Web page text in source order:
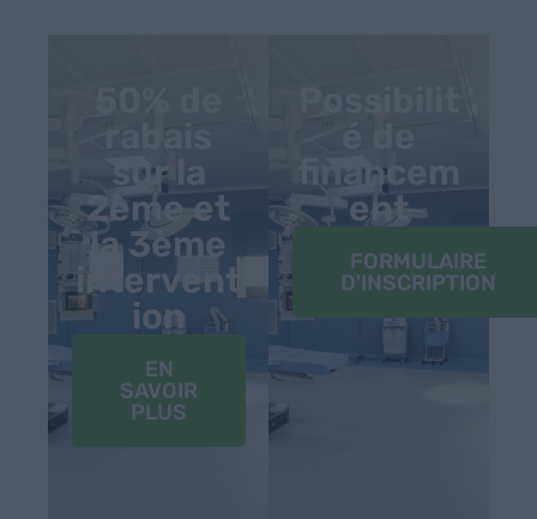
rabais
sur la
2ème et
la 3ème
intervent
ion
EN
SAVOIR
PLUS
financem
ent
FORMULAIRE
D'INSCRIPTION